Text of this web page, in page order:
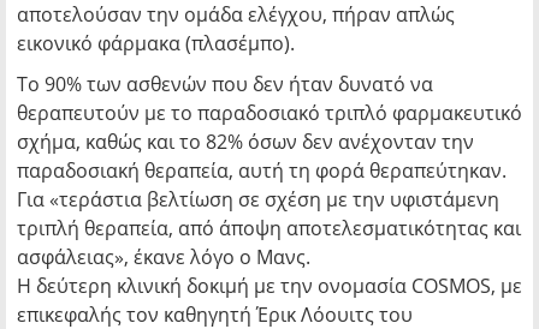
αποτελούσαν την ομάδα ελέγχου, πήραν απλώς
εικονικό φάρμακα (πλασέμπο).
Το 90% των ασθενών που δεν ήταν δυνατό να
θεραπευτούν με το παραδοσιακό τριπλό φαρμακευτικό
σχήμα, καθώς και το 82% όσων δεν ανέχονταν την
παραδοσιακή θεραπεία, αυτή τη φορά θεραπεύτηκαν.
Για «τεράστια βελτίωση σε σχέση με την υφιστάμενη
τριπλή θεραπεία, από άποψη αποτελεσματικότητας και
ασφάλειας», έκανε λόγο ο Μανς.
Η δεύτερη κλινική δοκιμή με την ονομασία COSMOS, με
επικεφαλής τον καθηγητή Έρικ Λόουιτς του